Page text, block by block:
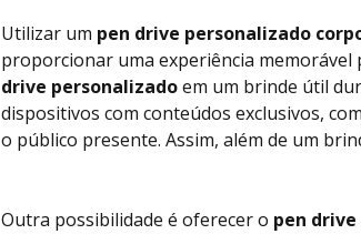
Utilizar um pen drive personalizado
proporcionar uma experiência
drive personalizadoem um brinde útil
dispositivos com conteúdos exclusivos,
o público presente. Assim, além de um
Outra possibilidade é oferecer o pen drive